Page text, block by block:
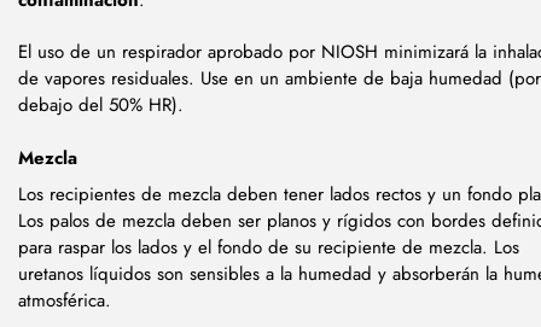
El uso de un respirador aprobado por NIOSH minimizará la
de vapores residuales. Use en un ambiente de baja humedad (por
debajo del 50% HR).
Mezcla
Los recipientes de mezcla deben tener lados rectos y un fondo
Los palos de mezcla deben ser planos y rígidos con bordes
para raspar los lados y el fondo de su recipiente de mezcla. Los
uretanos líquidos son sensibles a la humedad y absorberán la
atmosférica.